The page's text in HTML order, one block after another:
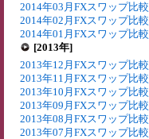
2014年03月FXスワップ比較
2014年02月FXスワップ比較
2014年01月FXスワップ比較
[2013年]
2013年12月FXスワップ比較
2013年11月FXスワップ比較
2013年10月FXスワップ比較
2013年09月FXスワップ比較
2013年08月FXスワップ比較
2013年07月FXスワップ比較